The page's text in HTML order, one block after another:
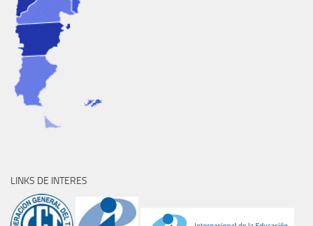
LINKS DE INTERES